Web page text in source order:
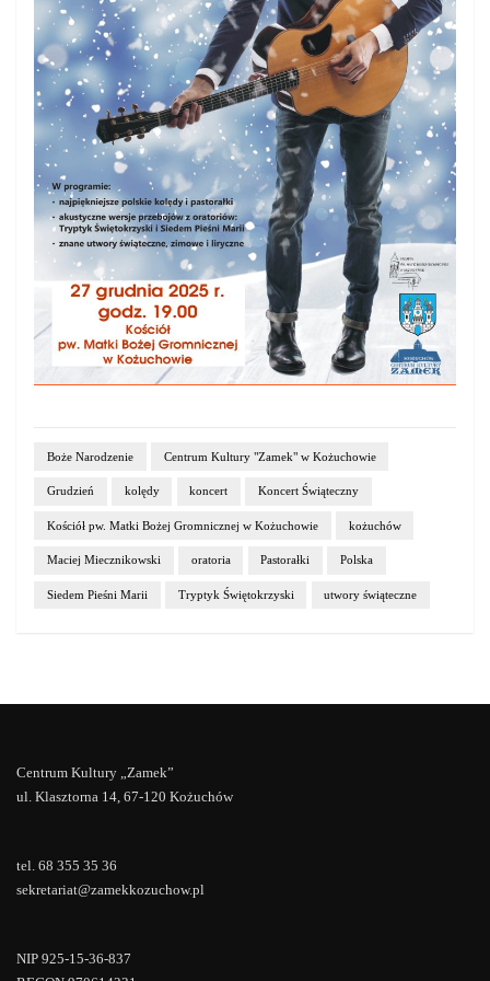
Boże Narodzenie Centrum Kultury "Zamek" w Kożuchowie
Grudzień kolędy koncert Koncert Świąteczny
Kościół pw. Matki Bożej Gromnicznej w Kożuchowie kożuchów
Maciej Miecznikowski oratoria Pastorałki Polska
Siedem Pieśni Marii Tryptyk Świętokrzyski utwory świąteczne
Centrum Kultury „Zamek”
ul. Klasztorna 14, 67-120 Kożuchów
tel. 68 355 35 36
sekretariat@zamekkozuchow.pl
NIP 925-15-36-837